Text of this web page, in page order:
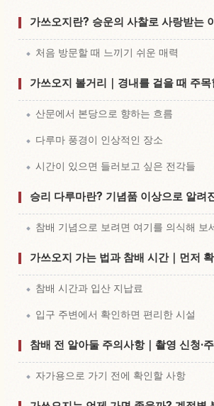
사찰 Katsuo Tera 체험 찾
가쓰오지란? 승운의 사찰로 사랑받는
처음 방문할 때 느끼기 쉬운 매력
가쓰오지 볼거리｜경내를 걸을 때 주
산문에서 본당으로 향하는 흐름
다루마 풍경이 인상적인 장소
시간이 있으면 들러보고 싶은 전각들
승리 다루마란? 기념품 이상으로 알려
참배 기념으로 보려면 여기를 의식해 보
가쓰오지 가는 법과 참배 시간｜먼저
참배 시간과 입산 지납료
입구 주변에서 확인하면 편리한 시설
참배 전 알아둘 주의사항｜촬영 신청·
자가용으로 가기 전에 확인할 사항